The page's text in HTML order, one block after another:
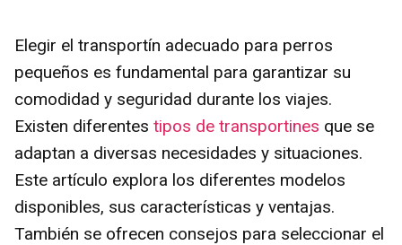
Elegir el transportín adecuado para perros
pequeños es fundamental para garantizar su
comodidad y seguridad durante los viajes.
Existen diferentes tipos de transportines que se
adaptan a diversas necesidades y situaciones.
Este artículo explora los diferentes modelos
disponibles, sus características y ventajas.
También se ofrecen consejos para seleccionar el